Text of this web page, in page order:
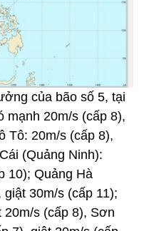
của bão số 5, tại
mạnh 20m/s (cấp 8),
Tô: 20m/s (cấp 8),
(Quảng Ninh):
10); Quảng Hà
30m/s (cấp 11);
20m/s (cấp 8), Sơn